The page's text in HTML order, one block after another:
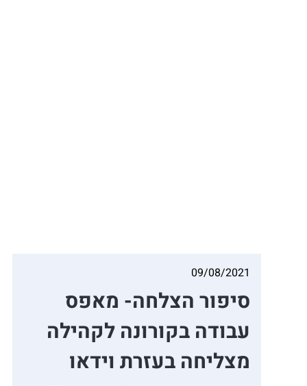
09/08/2021
סיפור הצלחה- מאפס
עבודה בקורונה לקהילה
מצליחה בעזרת וידאו